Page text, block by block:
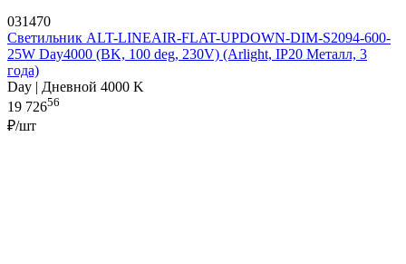
031470
Светильник ALT-LINEAIR-FLAT-UPDOWN-DIM-S2094-600-
25W Day4000 (BK, 100 deg, 230V) (Arlight, IP20 Металл, 3
года)
Day | Дневной 4000 K
19 72656
₽/шт